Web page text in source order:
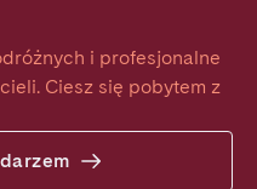
i profesjonalne
Ciesz się pobytem z